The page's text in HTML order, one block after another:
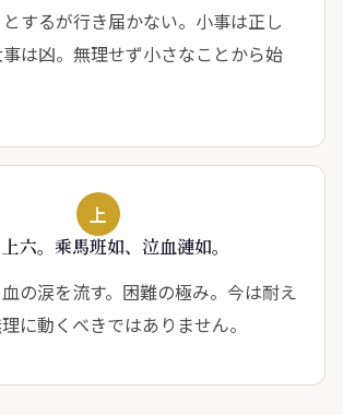
するが行き届かない。小事は正し
は凶。無理せず小さなことから始
上
六。乘馬班如、泣血漣如。
の涙を流す。困難の極み。今は耐え
に動くべきではありません。